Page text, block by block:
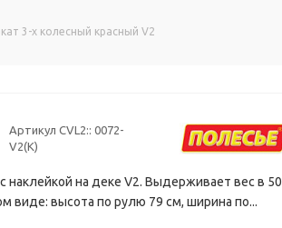
3-х колесный красный V2
Артикул CVL2:: 0072-
V2(К)
наклейкой на деке V2. Выдерживает вес в 50
виде: высота по рулю 79 см, ширина по...